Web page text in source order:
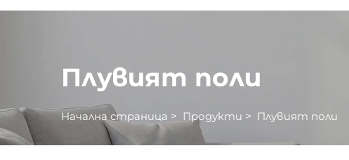
Плувият поли
Начална страница > Продукти > Плувият поли